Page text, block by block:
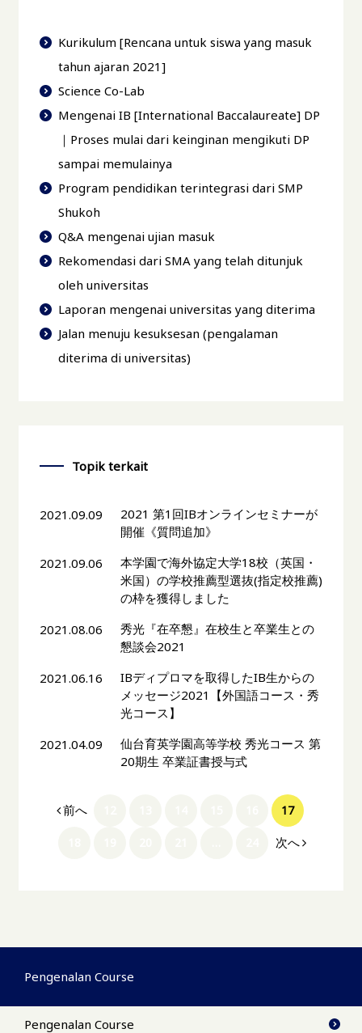
Kurikulum [Rencana untuk siswa yang masuk
tahun ajaran 2021]
Science Co-Lab
Mengenai IB [International Baccalaureate] DP
｜Proses mulai dari keinginan mengikuti DP
sampai memulainya
Program pendidikan terintegrasi dari SMP
Shukoh
Q&A mengenai ujian masuk
Rekomendasi dari SMA yang telah ditunjuk
oleh universitas
Laporan mengenai universitas yang diterima
Jalan menuju kesuksesan (pengalaman
diterima di universitas)
Topik terkait
2021.09.09
2021 第1回IBオンラインセミナーが
開催《質問追加》
2021.09.06
本学園で海外協定大学18校（英国・
米国）の学校推薦型選抜(指定校推薦)
の枠を獲得しました
2021.08.06
秀光『在卒懇』在校生と卒業生との
懇談会2021
2021.06.16
IBディプロマを取得したIB生からの
メッセージ2021【外国語コース・秀
光コース】
2021.04.09
仙台育英学園高等学校 秀光コース 第
20期生 卒業証書授与式
前へ 17
次へ
Pengenalan Course
Pengenalan Course